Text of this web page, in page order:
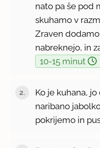
nato pa še pod
skuhamo v
Zraven
nabreknejo, in
10-15 minut
Ko je kuhana,
naribano
pokrijemo in